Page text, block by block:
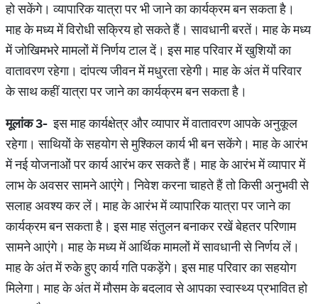
हो सकेंगे। व्यापारिक यात्रा पर भी जाने का कार्यक्रम बन सकता है।
माह के मध्य में विरोधी सक्रिय हो सकते हैं। सावधानी बरतें। माह के मध्य
में जोखिमभरे मामलों में निर्णय टाल दें। इस माह परिवार में खुशियों का
वातावरण रहेगा। दांपत्य जीवन में मधुरता रहेगी। माह के अंत में परिवार
के साथ कहीं यात्रा पर जाने का कार्यक्रम बन सकता है।
मूलांक3- इस माह कार्यक्षेत्र और व्यापार में वातावरण आपके अनुकूल
रहेगा। साथियों के सहयोग से मुश्किल कार्य भी बन सकेंगे। माह के आरंभ
में नई योजनाओं पर कार्य आरंभ कर सकते हैं। माह के आरंभ में व्यापार में
लाभ के अवसर सामने आएंगे। निवेश करना चाहते हैं तो किसी अनुभवी से
सलाह अवश्य कर लें। माह के आरंभ में व्यापारिक यात्रा पर जाने का
कार्यक्रम बन सकता है। इस माह संतुलन बनाकर रखें बेहतर परिणाम
सामने आएंगे। माह के मध्य में आर्थिक मामलों में सावधानी से निर्णय लें।
माह के अंत में रुके हुए कार्य गति पकड़ेंगे। इस माह परिवार का सहयोग
मिलेगा। माह के अंत में मौसम के बदलाव से आपका स्वास्थ्य प्रभावित हो